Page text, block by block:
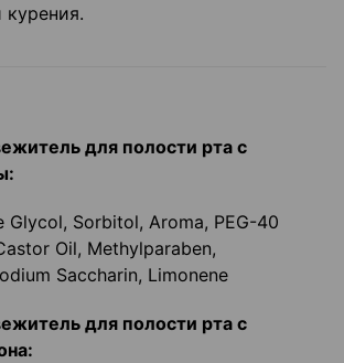
для полости рта с
Glycol, Sorbitol, Aroma, PEG-40
Oil, Methylparaben,
Saccharin, Limonene
для полости рта с